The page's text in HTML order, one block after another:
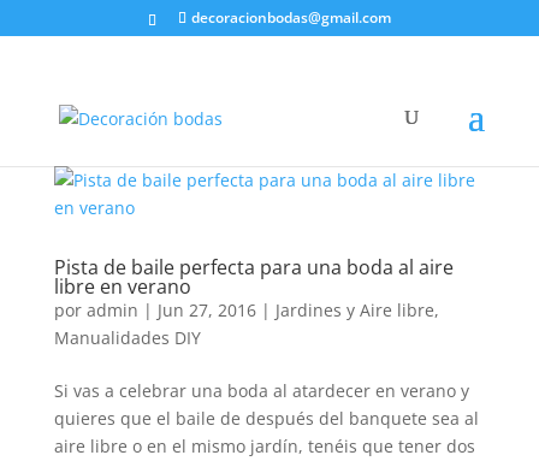
decoracionbodas@gmail.com
Pista de baile perfecta para una boda al aire
libre en verano
por admin | Jun 27, 2016| Jardines y Aire libre,
Manualidades DIY
Si vas a celebrar una boda al atardecer en verano y
quieres que el baile de después del banquete sea al
aire libre o en el mismo jardín, tenéis que tener dos